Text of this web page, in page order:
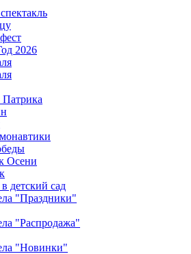
2026
Осени
детский сад
"Праздники"
"Распродажа"
"Новинки"